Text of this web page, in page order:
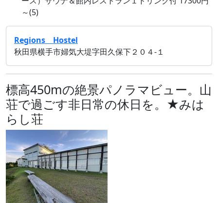
～(5)
Regions Hostel
秋田県横手市婦気大堤字田久保下２０４‐１
標高450mの絶景パノラマビュー。山
荘で過ごす非日常の休日を。★みは
らし荘